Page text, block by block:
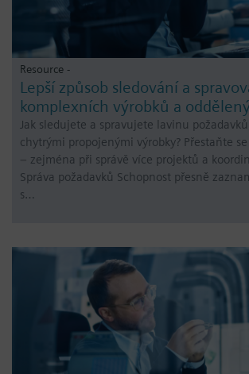
Resource -
Lepší způsob sledování a
komplexních výrobků a
Jak sledujete a spravujete lavinu
chytrými propojenými výrobky? Přestaňte
– zejména při správě více projektů a
Správa požadavků Schopnost přesně
s…